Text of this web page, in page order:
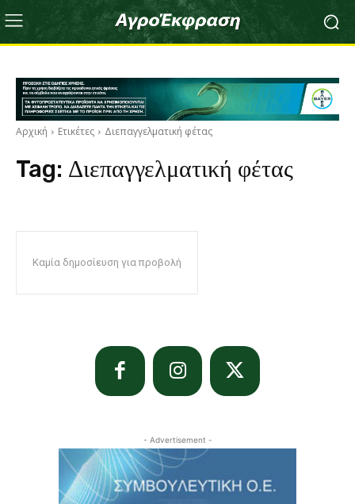
Αρχική Ετικέτες Διεπαγγελματική φέτας
Tag: Διεπαγγελματική φέτας
Καμία δημοσίευση για προβολή
- Advertisement -